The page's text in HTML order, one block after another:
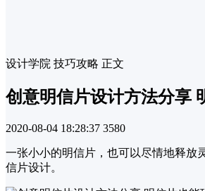
设计学院 技巧攻略 正文
创意明信片设计方法分享
2020-08-04 18:28:37 3580
一张小小的明信片，也可以尽情地释放
信片设计。